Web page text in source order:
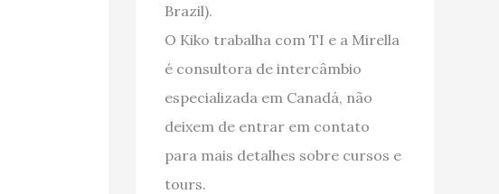
Brazil).
O Kiko trabalha com TI e a Mirella
é consultora de intercâmbio
especializada em Canadá, não
deixem de entrar em contato
para mais detalhes sobre cursos e
tours.